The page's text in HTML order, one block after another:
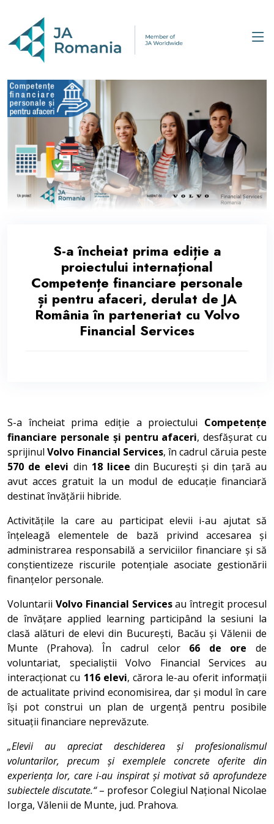
S-a încheiat prima ediție a
proiectului internațional
Competențe financiare personale
și pentru afaceri, derulat de JA
România în parteneriat cu Volvo
Financial Services
S-a încheiat prima ediție a proiectului Competențe
financiare personale și pentru afaceri, desfășurat cu
sprijinulVolvo Financial Services, în cadrul căruia peste
570 de elevi din 18 licee din București și din țară au
avut acces gratuit la un modul de educație financiară
destinat învățării hibride.
Activitățile la care au participat elevii i-au ajutat să
înțeleagă elementele de bază privind accesarea și
administrarea responsabilă a serviciilor financiare și să
conștientizeze riscurile potențiale asociate gestionării
finanțelor personale.
Voluntarii Volvo Financial Servicesau întregit procesul
de învățare applied learning participând la sesiuni la
clasă alături de elevi din București, Bacău și Vălenii de
Munte (Prahova). În cadrul celor 66 de ore de
voluntariat, specialiștii Volvo Financial Services au
interacționat cu 116 elevi, cărora le-au oferit informații
de actualitate privind economisirea, dar și modul în care
își pot construi un plan de urgență pentru posibile
situații financiare neprevăzute.
„Elevii au apreciat deschiderea și profesionalismul
voluntarilor, precum și exemplele concrete oferite din
experiența lor, care i-au inspirat și motivat să aprofundeze
subiectele discutate.“– profesor Colegiul Național Nicolae
Iorga, Vălenii de Munte, jud. Prahova.